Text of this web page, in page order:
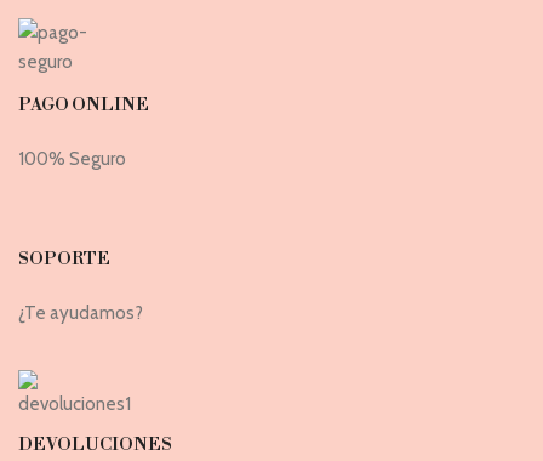
PAGO ONLINE
100% Seguro
SOPORTE
¿Te ayudamos?
DEVOLUCIONES